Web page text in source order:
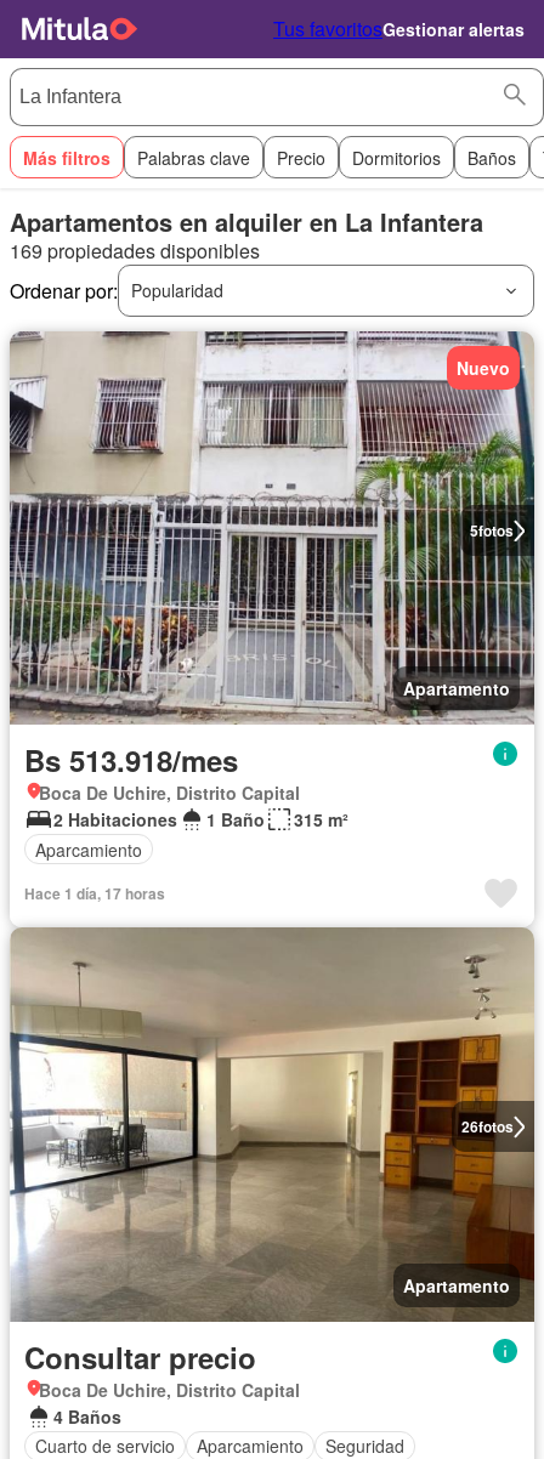
Tus favoritosGestionar alertas
Más filtros Palabras clave Precio Dormitorios Baños
Apartamentos en alquiler en La Infantera
169 propiedades disponibles
Ordenar por:
Popularidad
5fotos
Nuevo
Apartamento
Bs 513.918/mes
Boca De Uchire, Distrito Capital
2 Habitaciones
1 Baño
315 m²
Aparcamiento
Hace 1 día, 17 horas
26fotos
Apartamento
Consultar precio
Boca De Uchire, Distrito Capital
4 Baños
Cuarto de servicio
Aparcamiento
Seguridad